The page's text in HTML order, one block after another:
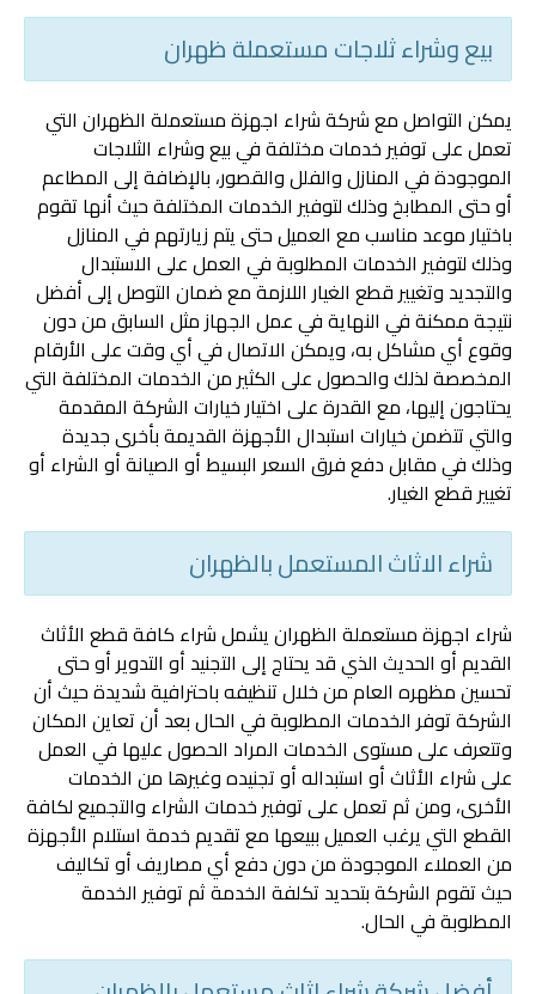
بيع وشراء ثلاجات مستعملة ظهران
يمكن التواصل مع شركة شراء اجهزة مستعملة الظهران التي
تعمل على توفير خدمات مختلفة في بيع وشراء الثلاجات
الموجودة في المنازل والفلل والقصور، بالإضافة إلى المطاعم
أو حتى المطابخ وذلك لتوفير الخدمات المختلفة حيث أنها تقوم
باختيار موعد مناسب مع العميل حتى يتم زيارتهم في المنازل
وذلك لتوفير الخدمات المطلوبة في العمل على الاستبدال
والتجديد وتغيير قطع الغيار اللازمة مع ضمان التوصل إلى أفضل
نتيجة ممكنة في النهاية في عمل الجهاز مثل السابق من دون
وقوع أي مشاكل به، ويمكن الاتصال في أي وقت على الأرقام
المخصصة لذلك والحصول على الكثير من الخدمات المختلفة التي
يحتاجون إليها، مع القدرة على اختيار خيارات الشركة المقدمة
والتي تتضمن خيارات استبدال الأجهزة القديمة بأخرى جديدة
وذلك في مقابل دفع فرق السعر البسيط أو الصيانة أو الشراء أو
تغيير قطع الغيار.
شراء الاثاث المستعمل بالظهران
شراء اجهزة مستعملة الظهران يشمل شراء كافة قطع الأثاث
القديم أو الحديث الذي قد يحتاج إلى التجنيد أو التدوير أو حتى
تحسين مظهره العام من خلال تنظيفه باحترافية شديدة حيث أن
الشركة توفر الخدمات المطلوبة في الحال بعد أن تعاين المكان
وتتعرف على مستوى الخدمات المراد الحصول عليها في العمل
على شراء الأثاث أو استبداله أو تجنيده وغيرها من الخدمات
الأخرى، ومن ثم تعمل على توفير خدمات الشراء والتجميع لكافة
القطع التي يرغب العميل ببيعها مع تقديم خدمة استلام الأجهزة
من العملاء الموجودة من دون دفع أي مصاريف أو تكاليف
حيث تقوم الشركة بتحديد تكلفة الخدمة ثم توفير الخدمة
المطلوبة في الحال.